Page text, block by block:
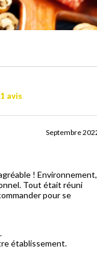
1 avis
Septembre
! Environnement,
Tout était réuni
pour se
établissement.